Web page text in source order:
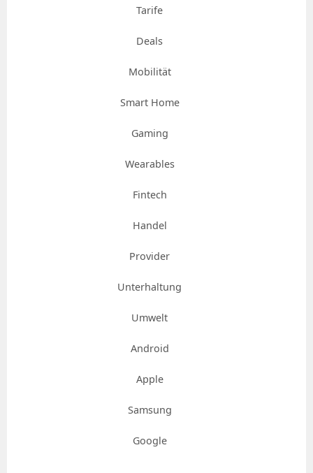
Tarife
Deals
Mobilität
Smart Home
Gaming
Wearables
Fintech
Handel
Provider
Unterhaltung
Umwelt
Android
Apple
Samsung
Google